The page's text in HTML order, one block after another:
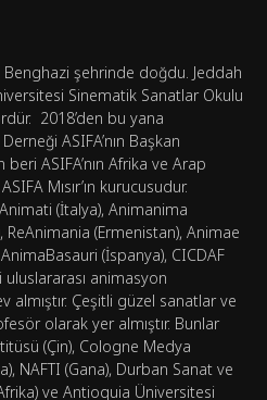
Benghazi şehrinde doğdu. Jeddah
Sinematik Sanatlar Okulu
2018’den bu yana
ASIFA’nın Başkan
beri ASIFA’nın Afrika ve Arap
Mısır’ın kurucusudur.
(İtalya), Animanima
ReAnimania (Ermenistan), Animae
(İspanya), CICDAF
uluslararası animasyon
Çeşitli güzel sanatlar ve
olarak yer almıştır. Bunlar
(Çin), Cologne Medya
NAFTI (Gana), Durban Sanat ve
ve Antioquia Üniversitesi